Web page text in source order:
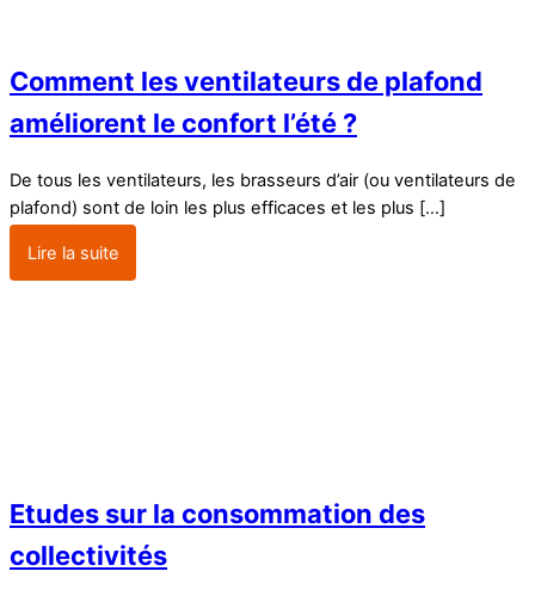
Comment les ventilateurs de plafond
améliorent le confort l’été ?
De tous les ventilateurs, les brasseurs d’air (ou ventilateurs de
plafond) sont de loin les plus efficaces et les plus […]
Lire la suite
Etudes sur la consommation des
collectivités